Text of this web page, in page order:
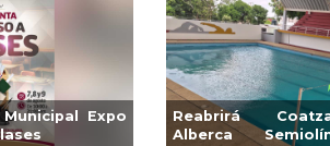
Invita Ayuntamiento de Veracruz
a Temporada de Artes “Escena